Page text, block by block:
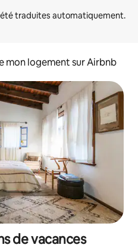
mon logement sur Airbnb
de vacances